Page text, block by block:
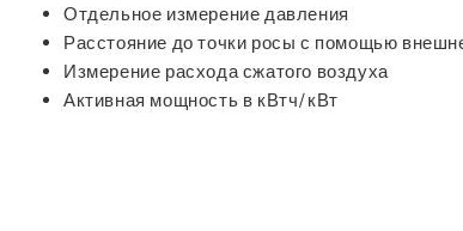
Отдельное измерение давления
Расстояние до точки росы с помощью
Измерение расхода сжатого воздуха
Активная мощность в кВтч/кВт